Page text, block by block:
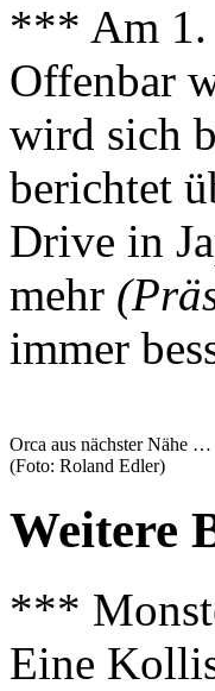
*** Am 1.
Offenbar
wird sich
berichtet
Drive in
mehr
immer
Orca aus nächster Nähe …
(Foto: Roland Edler)
Weitere
***
Eine